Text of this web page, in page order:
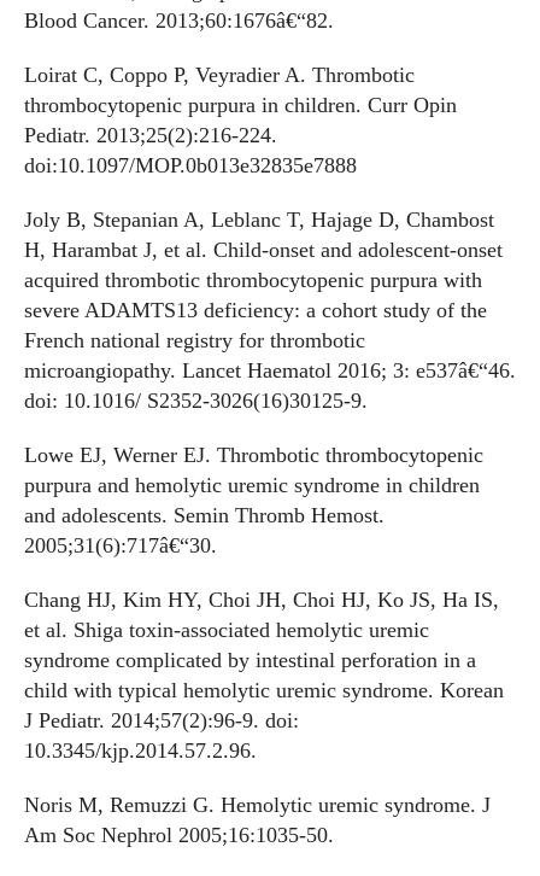
Blood Cancer. 2013;60:1676â€“82.
Loirat C, Coppo P, Veyradier A. Thrombotic
thrombocytopenic purpura in children. Curr Opin
Pediatr. 2013;25(2):216-224.
doi:10.1097/MOP.0b013e32835e7888
Joly B, Stepanian A, Leblanc T, Hajage D, Chambost
H, Harambat J, et al. Child-onset and adolescent-onset
acquired thrombotic thrombocytopenic purpura with
severe ADAMTS13 deficiency: a cohort study of the
French national registry for thrombotic
microangiopathy. Lancet Haematol 2016; 3: e537â€“46.
doi: 10.1016/ S2352-3026(16)30125-9.
Lowe EJ, Werner EJ. Thrombotic thrombocytopenic
purpura and hemolytic uremic syndrome in children
and adolescents. Semin Thromb Hemost.
2005;31(6):717â€“30.
Chang HJ, Kim HY, Choi JH, Choi HJ, Ko JS, Ha IS,
et al. Shiga toxin-associated hemolytic uremic
syndrome complicated by intestinal perforation in a
child with typical hemolytic uremic syndrome. Korean
J Pediatr. 2014;57(2):96-9. doi:
10.3345/kjp.2014.57.2.96.
Noris M, Remuzzi G. Hemolytic uremic syndrome. J
Am Soc Nephrol 2005;16:1035-50.